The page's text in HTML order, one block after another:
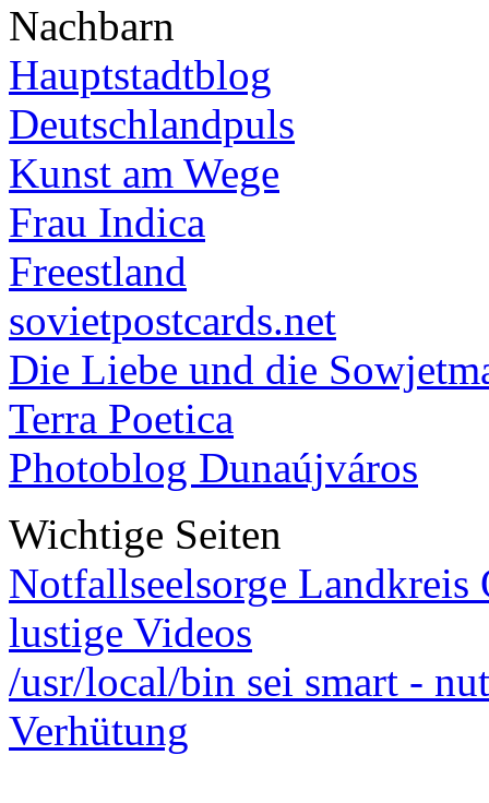
Nachbarn
Hauptstadtblog
Deutschlandpuls
Kunst am Wege
Frau Indica
Freestland
sovietpostcards.net
Die Liebe und die
Terra Poetica
Photoblog Dunaújváros
Wichtige Seiten
Notfallseelsorge Landkreis
lustige Videos
/usr/local/bin sei smart -
Verhütung